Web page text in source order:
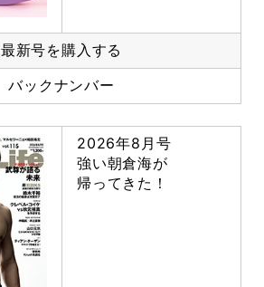
最新号を購入する
バックナンバー
2026年8月号
強い朝倉海が
帰ってきた！